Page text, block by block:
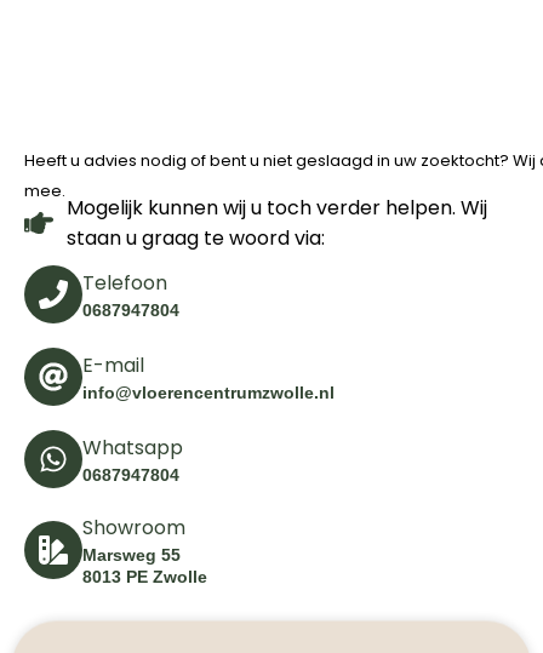
Heeft u advies nodig of bent u niet geslaagd in uw zoektocht?
mee.
Mogelijk kunnen wij u toch verder helpen. Wij
staan u graag te woord via:
Telefoon
0687947804
E-mail
info@vloerencentrumzwolle.nl
Whatsapp
0687947804
Showroom
Marsweg 55
8013 PE Zwolle